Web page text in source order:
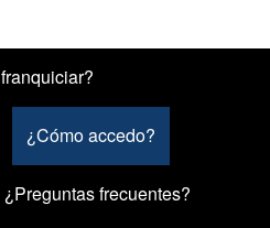
¿Cómo accedo?
¿Preguntas frecuentes?